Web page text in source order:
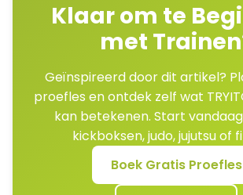
Klaar om te
met
Geïnspireerd door dit artikel?
proefles en ontdek zelf wat
kan betekenen. Start
kickboksen, judo, jujutsu of
Boek Gratis Proefles